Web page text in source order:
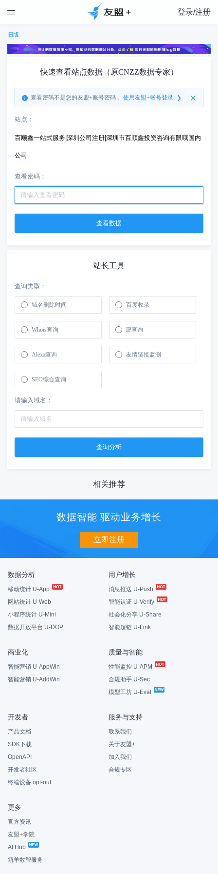
 登录/注册
旧版
快速查看站点数据（原CNZZ数据专家）
查看密码不是您的友盟+账号密码， 使用友盟+帐号登录
站点：
百顺鑫一站式服务|深圳公司注册|深圳市百顺鑫投资咨询有限哦国内
公司
查看密码：
站长工具
查询类型：
域名删除时间 百度收录
Whois查询 IP查询
Alexa查询 友情链接监测
SEO综合查询
请输入域名：
相关推荐
数据智能 驱动业务增长
立即注册
数据分析
移动统计 U-App
网站统计 U-Web
小程序统计 U-Mini
数据开放平台 U-DOP
用户增长
消息推送 U-Push
智能认证 U-Verify
社会化分享 U-Share
智能超链 U-Link
商业化
智能营销 U-AppWin
智能营销 U-AddWin
质量与智能
性能监控 U-APM
合规助手 U-Sec
模型工坊 U-Eval
开发者
产品文档
SDK下载
OpenAPI
开发者社区
终端设备 opt-out
服务与支持
联系我们
关于友盟+
加入我们
合规专区
更多
官方资讯
友盟+学院
AI Hub
瓴羊数智服务